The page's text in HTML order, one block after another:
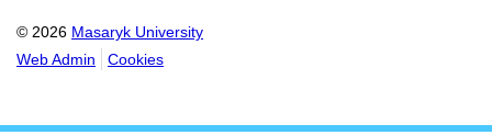
© 2026 Masaryk University
Web Admin
Cookies